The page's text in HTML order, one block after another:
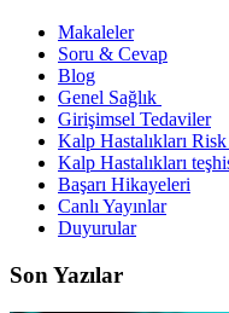
Makaleler
Soru & Cevap
Blog
Genel Sağlık
Girişimsel Tedaviler
Kalp Hastalıkları
Kalp Hastalıkları
Başarı Hikayeleri
Canlı Yayınlar
Duyurular
Son Yazılar